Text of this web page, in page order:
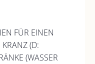
FÜR EINEN
(D:
(WASSER